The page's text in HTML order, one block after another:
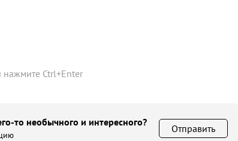
нажмите Ctrl+Enter
то необычного и интересного?
Отправить